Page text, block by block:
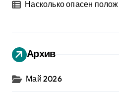
Насколько опасен
Архив
Май 2026